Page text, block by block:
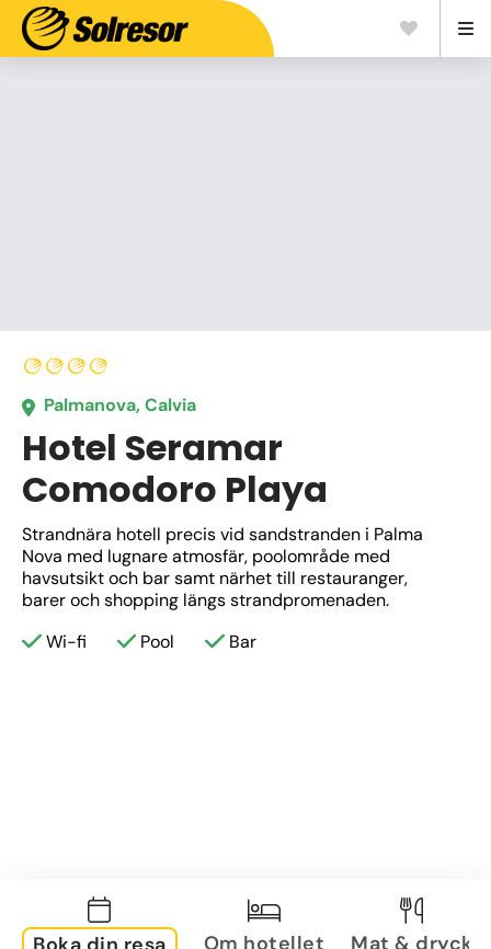
Palmanova, Calvia
Hotel Seramar
Comodoro Playa
Strandnära hotell precis vid sandstranden i Palma
Nova med lugnare atmosfär, poolområde med
havsutsikt och bar samt närhet till restauranger,
barer och shopping längs strandpromenaden.
Wi-fi
Pool Bar
Om hotellet Mat & dryck